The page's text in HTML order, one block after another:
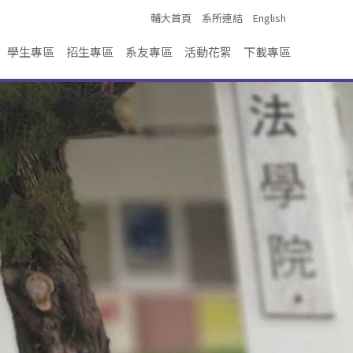
輔大首頁 系所連結 English
學生專區 招生專區 系友專區 活動花絮 下載專區